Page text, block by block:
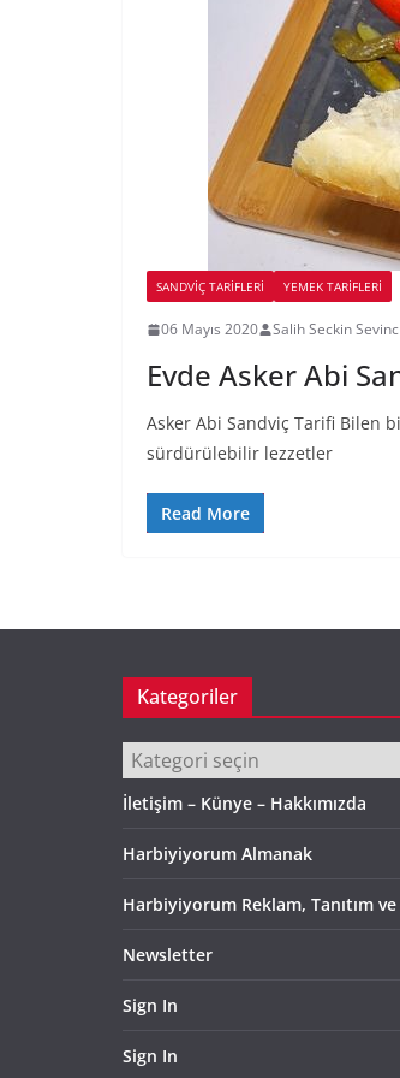
SANDVIÇ TARIFLERI YEMEK TARİFLERİ
06 Mayıs 2020 Salih Seckin Sevinc
Evde Asker Abi
Asker Abi Sandviç Tarifi Bilen
sürdürülebilir lezzetler
Read More
Kategoriler
Kategoriler
İletişim – Künye – Hakkımızda
Harbiyiyorum Almanak
Harbiyiyorum Reklam, Tanıtım
Newsletter
Sign In
Sign In